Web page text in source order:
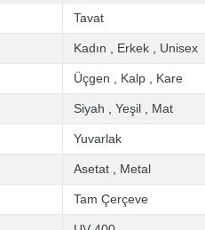
Tavat
Kadın Erkek Unisex
Üçgen Kalp Kare
Siyah Yeşil Mat
Yuvarlak
Asetat Metal
Tam Çerçeve